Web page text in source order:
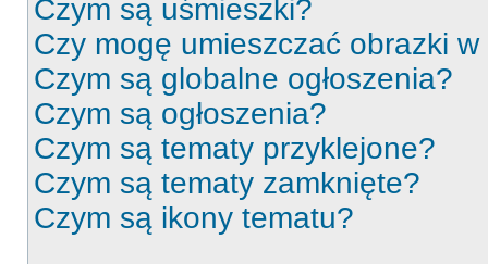
Czym są uśmieszki?
Czy mogę umieszczać obrazki
Czym są globalne ogłoszenia?
Czym są ogłoszenia?
Czym są tematy przyklejone?
Czym są tematy zamknięte?
Czym są ikony tematu?